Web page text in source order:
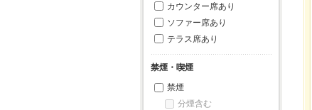
カウンター席あり
ソファー席あり
テラス席あり
禁煙・喫煙
禁煙
分煙含む